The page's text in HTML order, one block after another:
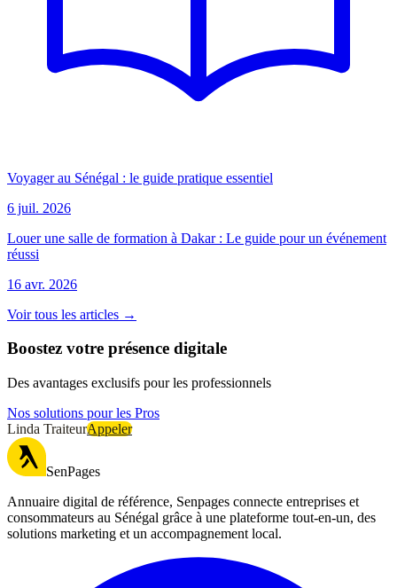
Voyager au Sénégal : le guide pratique essentiel
6 juil. 2026
Louer une salle de formation à Dakar : Le guide pour un événement
réussi
16 avr. 2026
Voir tous les articles →
Boostez votre présence digitale
Des avantages exclusifs pour les professionnels
Nos solutions pour les Pros
Linda TraiteurAppeler
SenPages
Annuaire digital de référence, Senpages connecte entreprises et
consommateurs au Sénégal grâce à une plateforme tout-en-un, des
solutions marketing et un accompagnement local.